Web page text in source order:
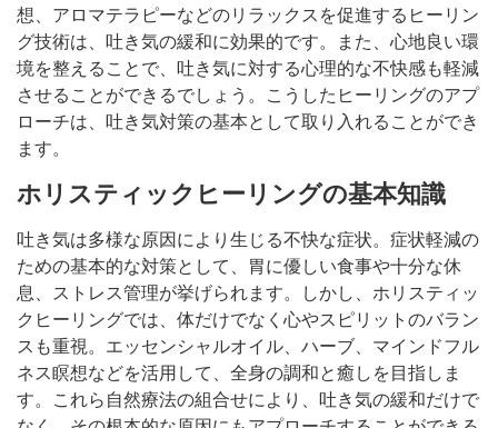
想、アロマテラピーなどのリラックスを促進するヒーリン
グ技術は、吐き気の緩和に効果的です。また、心地良い環
境を整えることで、吐き気に対する心理的な不快感も軽減
させることができるでしょう。こうしたヒーリングのアプ
ローチは、吐き気対策の基本として取り入れることができ
ます。
ホリスティックヒーリングの基本知識
吐き気は多様な原因により生じる不快な症状。症状軽減の
ための基本的な対策として、胃に優しい食事や十分な休
息、ストレス管理が挙げられます。しかし、ホリスティッ
クヒーリングでは、体だけでなく心やスピリットのバラン
スも重視。エッセンシャルオイル、ハーブ、マインドフル
ネス瞑想などを活用して、全身の調和と癒しを目指しま
す。これら自然療法の組合せにより、吐き気の緩和だけで